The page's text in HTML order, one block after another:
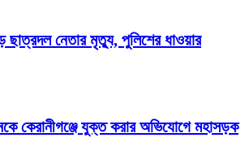
ছাত্রদল নেতার মৃত্যু, পুলিশের ধাওয়ার
কেরানীগঞ্জে যুক্ত করার অভিযোগে মহাসড়ক